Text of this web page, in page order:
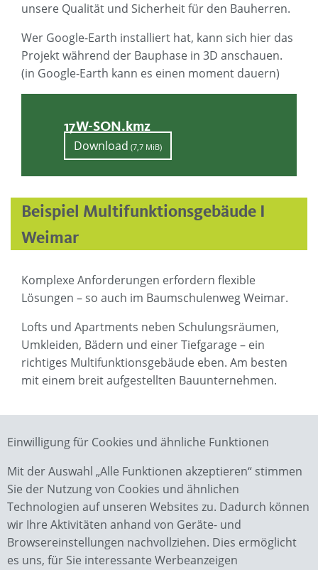
unsere Qualität und Sicherheit für den Bauherren.
Wer Google-Earth installiert hat, kann sich hier das
Projekt während der Bauphase in 3D anschauen.
(in Google-Earth kann es einen moment dauern)
17W-SON.kmz
Download (7,7 MiB)
Beispiel Multifunktionsgebäude I
Weimar
Komplexe Anforderungen erfordern flexible
Lösungen – so auch im Baumschulenweg Weimar.
Lofts und Apartments neben Schulungsräumen,
Umkleiden, Bädern und einer Tiefgarage – ein
richtiges Multifunktionsgebäude eben. Am besten
mit einem breit aufgestellten Bauunternehmen.
Zurück zur Übersicht
Einwilligung für Cookies und ähnliche Funktionen
Mit der Auswahl „Alle Funktionen akzeptieren“ stimmen
Sie der Nutzung von Cookies und ähnlichen
Technologien auf unseren Websites zu. Dadurch können
wir Ihre Aktivitäten anhand von Geräte- und
Browsereinstellungen nachvollziehen. Dies ermöglicht
es uns, für Sie interessante Werbeanzeigen